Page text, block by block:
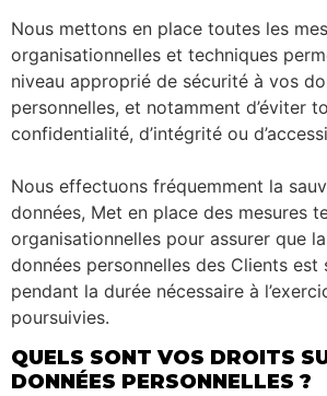
Nous mettons en place toutes les
organisationnelles et techniques
niveau approprié de sécurité à vos
personnelles, et notamment d’éviter
confidentialité, d’intégrité ou
Nous effectuons fréquemment la
données, Met en place des mesures
organisationnelles pour assurer que
données personnelles des Clients est
pendant la durée nécessaire à
poursuivies.
QUELS SONT VOS DROITS
DONNÉES PERSONNELLES ?